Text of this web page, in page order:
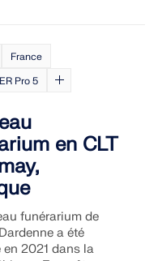
et
carrière à un
France
Pro 5
en CLT
funérarium de
a été
en 2021 dans la